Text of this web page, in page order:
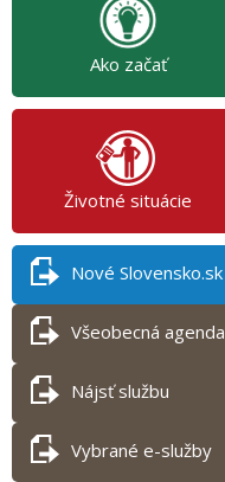
Ako začať
Životné situácie
Nové Slovensko.sk
Všeobecná agenda
Nájsť službu
Vybrané e-služby